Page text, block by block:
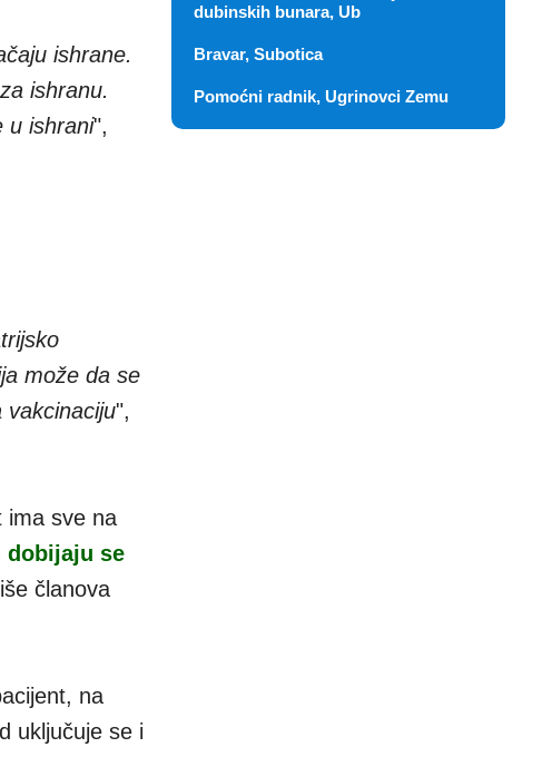
ishrane.
ishranu.
u ishrani",
može da se
vakcinaciju",
ima sve na
dobijaju se
članova
na
uključuje se i
dubinskih bunara, Ub
Bravar, Subotica
Pomoćni radnik, Ugrinovci Zemu